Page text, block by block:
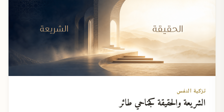
تزكية النفس
الشريعة والحقيقة كجناحي طائر